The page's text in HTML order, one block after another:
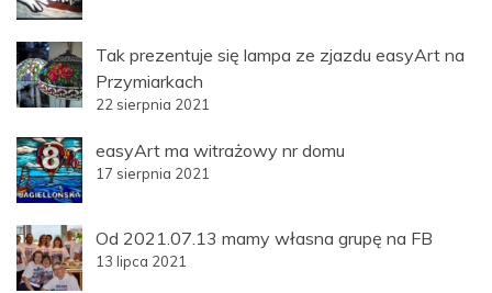
Tak prezentuje się lampa ze zjazdu easyArt na
Przymiarkach
22 sierpnia 2021
easyArt ma witrażowy nr domu
17 sierpnia 2021
Od 2021.07.13 mamy własna grupę na FB
13 lipca 2021